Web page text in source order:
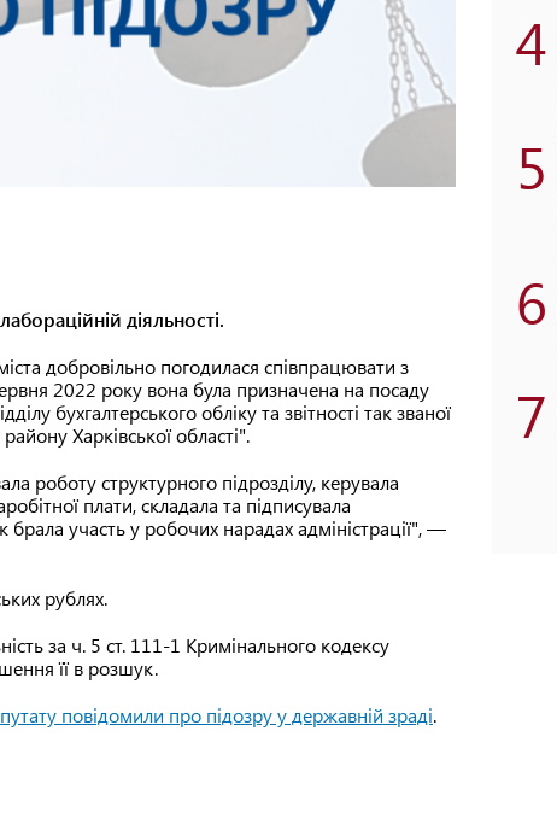
діяльності.
добровільно погодилася співпрацювати з
2022 року вона була призначена на посаду
бухгалтерського обліку та звітності так званої
Харківської області".
роботу структурного підрозділу, керувала
плати, складала та підписувала
участь у робочих нарадах адміністрації", —
рублях.
за ч. 5 ст. 111-1 Кримінального кодексу
її в розшук.
повідомили про підозру у державній зраді.
4
5
6
7